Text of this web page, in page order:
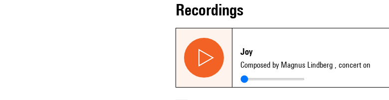
recordings
Joy
Composed by Magnus Lindberg , concert on